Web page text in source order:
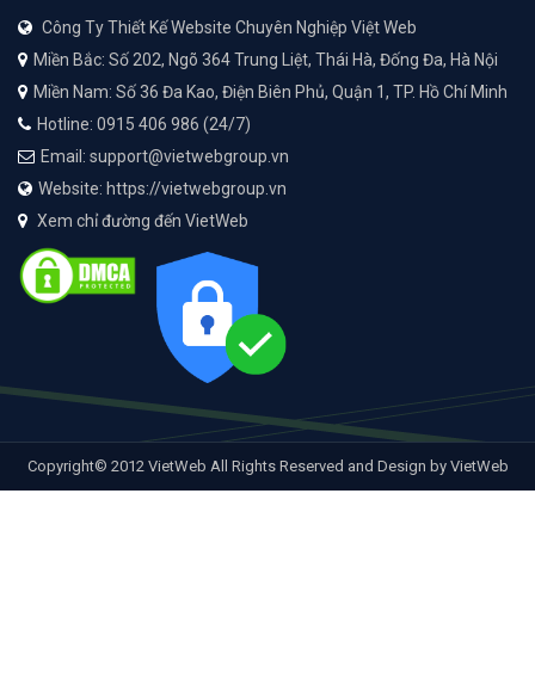
Công Ty Thiết Kế Website Chuyên Nghiệp Việt Web
Miền Bắc: Số 202, Ngõ 364 Trung Liệt, Thái Hà, Đống Đa, Hà Nội
Miền Nam: Số 36 Đa Kao, Điện Biên Phủ, Quận 1, TP. Hồ Chí Minh
Hotline: 0915 406 986 (24/7)
Email: support@vietwebgroup.vn
Website: https://vietwebgroup.vn
Xem chỉ đường đến VietWeb
Copyright© 2012 VietWeb All Rights Reserved and Design by VietWeb